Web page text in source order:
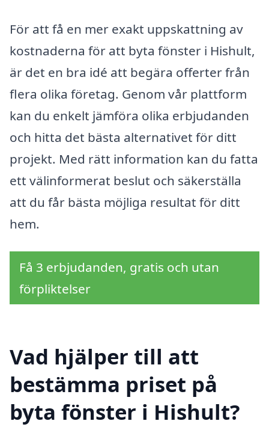
För att få en mer exakt uppskattning av
kostnaderna för att byta fönster i Hishult,
är det en bra idé att begära offerter från
flera olika företag. Genom vår plattform
kan du enkelt jämföra olika erbjudanden
och hitta det bästa alternativet för ditt
projekt. Med rätt information kan du fatta
ett välinformerat beslut och säkerställa
att du får bästa möjliga resultat för ditt
hem.
Få 3 erbjudanden, gratis och utan
förpliktelser
Vad hjälper till att
bestämma priset på
byta fönster i Hishult?